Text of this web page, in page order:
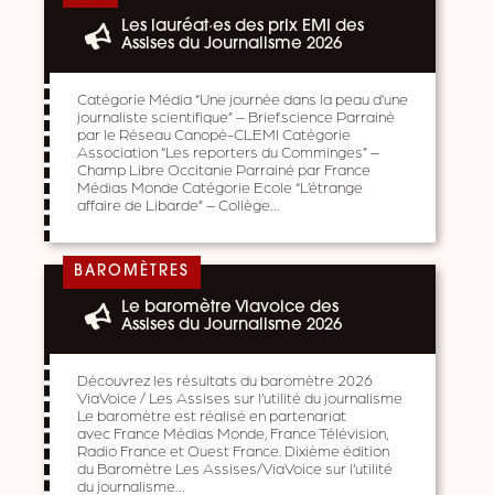
Les lauréat·es des prix EMI des
Assises du Journalisme 2026
Catégorie Média “Une journée dans la peau d’une
journaliste scientifique” – Brief.science Parrainé
par le Réseau Canopé-CLEMI Catégorie
Association “Les reporters du Comminges” –
Champ Libre Occitanie Parrainé par France
Médias Monde Catégorie Ecole “L’étrange
affaire de Libarde” – Collège…
BAROMÈTRES
Le baromètre Viavoice des
Assises du Journalisme 2026
Découvrez les résultats du baromètre 2026
ViaVoice / Les Assises sur l’utilité du journalisme
Le baromètre est réalisé en partenariat
avec France Médias Monde, France Télévision,
Radio France et Ouest France. Dixième édition
du Baromètre Les Assises/ViaVoice sur l’utilité
du journalisme…